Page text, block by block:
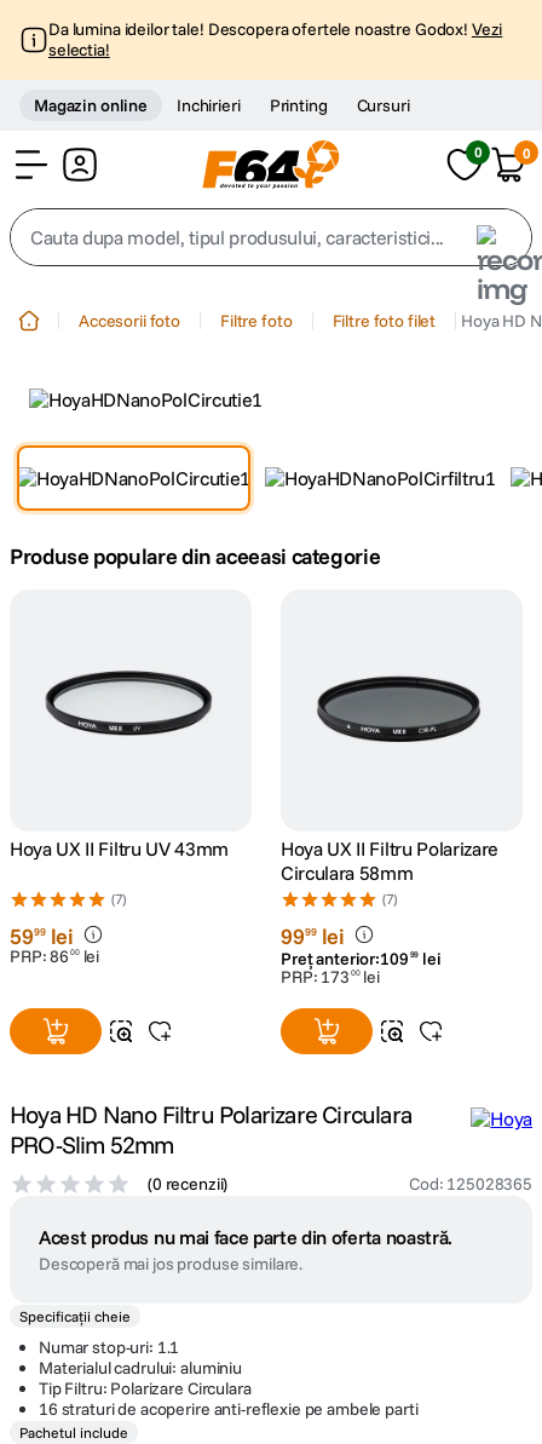
Da lumina ideilor tale! Descopera ofertele noastre Godox! Vezi
selectia!
Magazin online Inchirieri Printing Cursuri
0 0
Cauta dupa model, tipul produsului, caracteristici...
3. trepied telefon
7.
Accesorii foto Filtre foto Filtre foto filet Hoya HD
Produse populare din aceeasi categorie
Hoya UX II Filtru UV 43mm
(7)
5999 lei
PRP:86 00 lei
Hoya UX II Filtru Polarizare
Circulara 58mm
(7)
9999 lei
Preț anterior:109 99 lei
PRP: 173 00 lei
Hoya HD Nano Filtru Polarizare Circulara
PRO-Slim 52mm
(0 recenzii) Cod: 125028365
Acest produs nu mai face parte din oferta noastră.
Descoperă mai jos produse similare.
Specificații cheie
Numar stop-uri: 1.1
Materialul cadrului: aluminiu
Tip Filtru: Polarizare Circulara
16 straturi de acoperire anti-reflexie pe ambele parti
Pachetul include